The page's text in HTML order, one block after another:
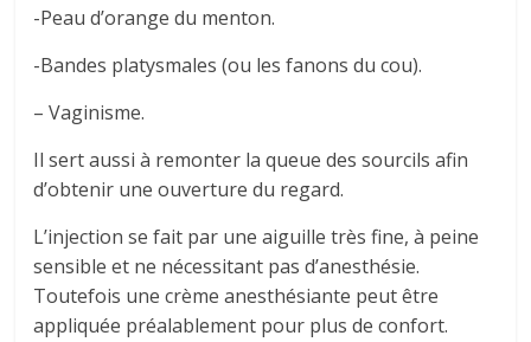
-Peau d’orange du menton.
-Bandes platysmales (ou les fanons du cou).
– Vaginisme.
Il sert aussi à remonter la queue des sourcils afin
d’obtenir une ouverture du regard.
L’injection se fait par une aiguille très fine, à peine
sensible et ne nécessitant pas d’anesthésie.
Toutefois une crème anesthésiante peut être
appliquée préalablement pour plus de confort.